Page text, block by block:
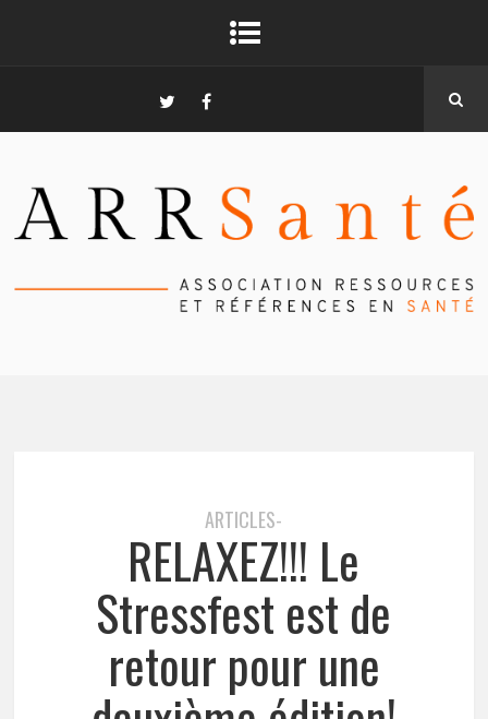
ARTICLES-
RELAXEZ!!! Le
Stressfest est de
retour pour une